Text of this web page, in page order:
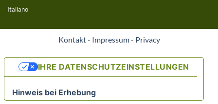
Italiano
Kontakt- Impressum- Privacy
Hinweis bei Erhebung
IHRE DATENSCHUTZEINSTELLUNGEN